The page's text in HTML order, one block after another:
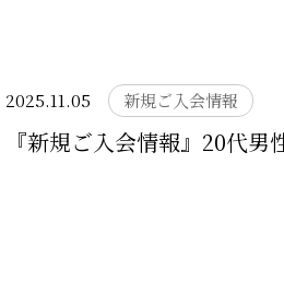
2025.11.05 新規ご入会情報
『新規ご入会情報』20代男